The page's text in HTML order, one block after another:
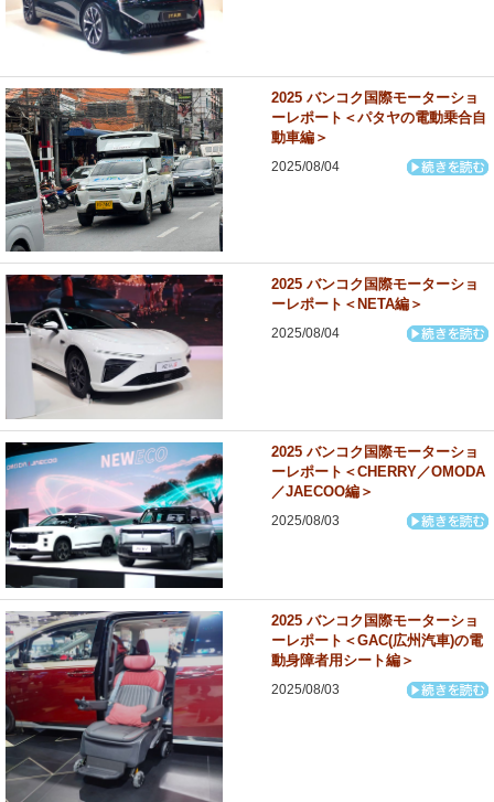
2025 バンコク国際モーターショ
ーレポート＜パタヤの電動乗合自
動車編＞
2025/08/04
2025 バンコク国際モーターショ
ーレポート＜NETA編＞
2025/08/04
2025 バンコク国際モーターショ
ーレポート＜CHERRY／OMODA
／JAECOO編＞
2025/08/03
2025 バンコク国際モーターショ
ーレポート＜GAC(広州汽車)の電
動身障者用シート編＞
2025/08/03